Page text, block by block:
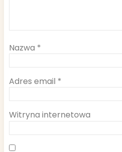
Nazwa *
Adres email *
Witryna internetowa